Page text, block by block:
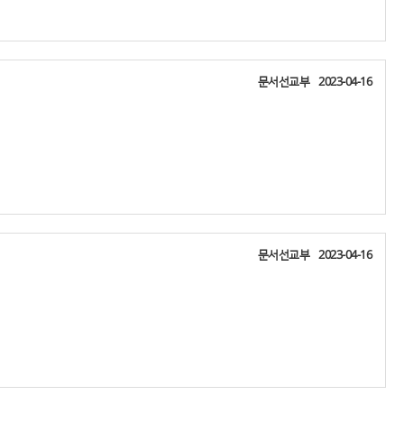
2023-04-16
문서선교부
2023-04-16
문서선교부